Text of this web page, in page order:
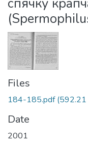
Statistics
Files
184-185.pdf(592.21
Date
2001